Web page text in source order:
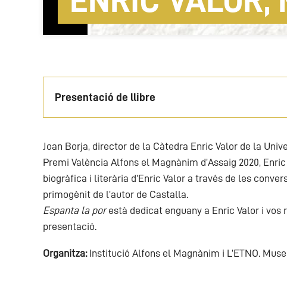
Presentació de llibre
Joan Borja, director de la Càtedra Enric Valor de la
Premi València Alfons el Magnànim d’Assaig 2020,
biogràfica i literària d’Enric Valor a través de les
primogènit de l’autor de Castalla.
Espanta la porestà dedicat enguany a Enric Valor i
presentació.
Organitza:Institució Alfons el Magnànim i L’ETNO.